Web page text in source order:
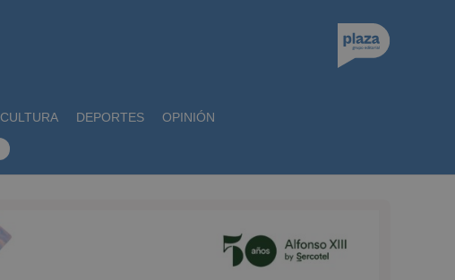
CULTURA DEPORTES OPINIÓN